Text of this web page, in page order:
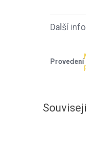
Další
Provedení